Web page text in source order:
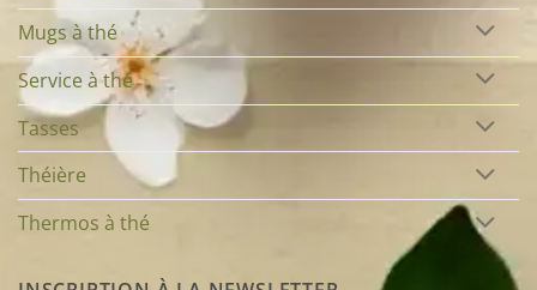
Mugs à thé
Service à thé
Tasses
Théière
Thermos à thé